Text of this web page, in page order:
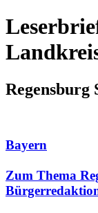
Regensburg
Bayern
Zum Thema